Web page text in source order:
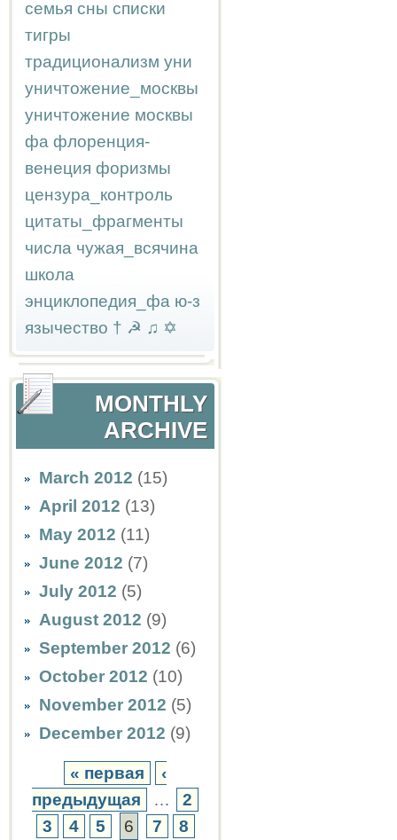
семья сны списки
тигры
традиционализм уни
уничтожение_москвы
уничтожение москвы
фа флоренция-
венеция форизмы
цензура_контроль
цитаты_фрагменты
числа чужая_всячина
школа
энциклопедия_фа ю-з
язычество † ☭ ♫ ✡
MONTHLY
ARCHIVE
March 2012 (15)
April 2012 (13)
May 2012 (11)
June 2012 (7)
July 2012 (5)
August 2012 (9)
September 2012 (6)
October 2012 (10)
November 2012 (5)
December 2012 (9)
« первая
‹
предыдущая
…
2
3
4 5 6 7
8